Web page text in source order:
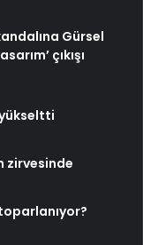
Gürsel
çıkışı
zirvesinde